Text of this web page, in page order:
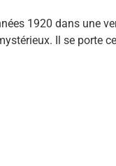
1920 dans une
Il se porte